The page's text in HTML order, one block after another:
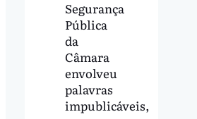
Segurança
Pública
da
Câmara
envolveu
palavras
impublicáveis,